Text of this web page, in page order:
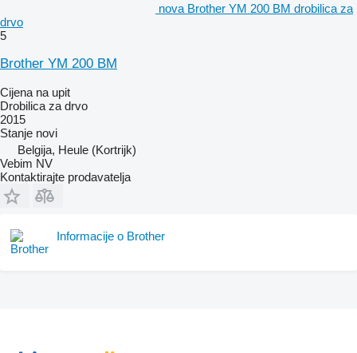
nova Brother YM 200 BM drobilica za
drvo
5
Brother YM 200 BM
Cijena na upit
Drobilica za drvo
2015
Stanje novi
Belgija, Heule (Kortrijk)
Vebim NV
Kontaktirajte prodavatelja
Informacije o Brother